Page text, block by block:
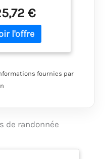
air comme le
et la
ou pour la
et une grande
de froid
€
fournies par
de randonnée